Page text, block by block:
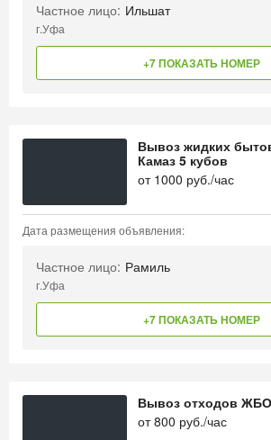
Частное лицо: Ильшат
г.Уфа
+7 ПОКАЗАТЬ НОМЕР
Вывоз жидких
Камаз 5 кубов
от 1000 руб./час
Дата размещения объявления:
Частное лицо: Рамиль
г.Уфа
+7 ПОКАЗАТЬ НОМЕР
Вывоз отходов
от800 руб./час